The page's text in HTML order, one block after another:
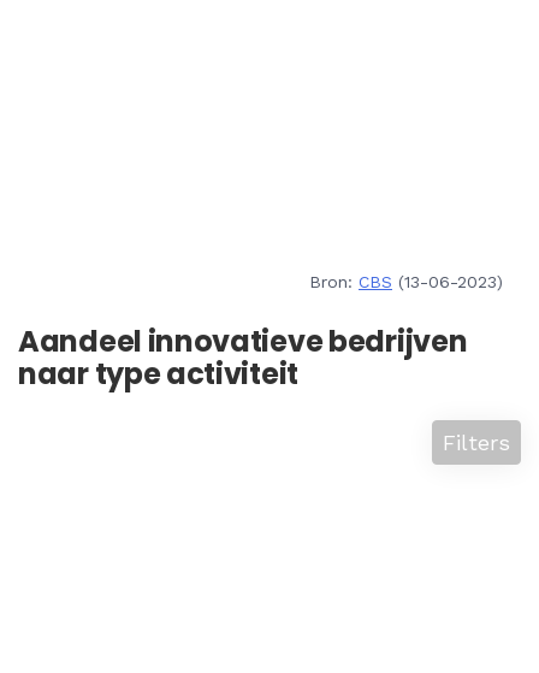
Bron: CBS (13-06-2023)
Aandeel innovatieve bedrijven
naar type activiteit
Filters